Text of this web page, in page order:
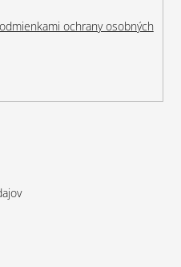
ochrany osobných